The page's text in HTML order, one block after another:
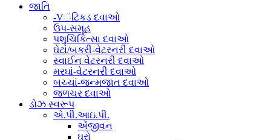
જાતિ
-Vંટિકડ દવાઓ
ઉપ-સમૂહ
પશુચિકિત્સા દવાઓ
ઘેટાં/બકરી-વેટરનરી દવાઓ
સ્વાઈન વેટરનરી દવાઓ
મરઘાં-વેટરનરી દવાઓ
બચ્ચાં-જન્મજાત દવાઓ
જળચર દવાઓ
ડોઝ સ્વરૂપ
એ.પી.આઇ.પી.
એંજીવન
ઘરો